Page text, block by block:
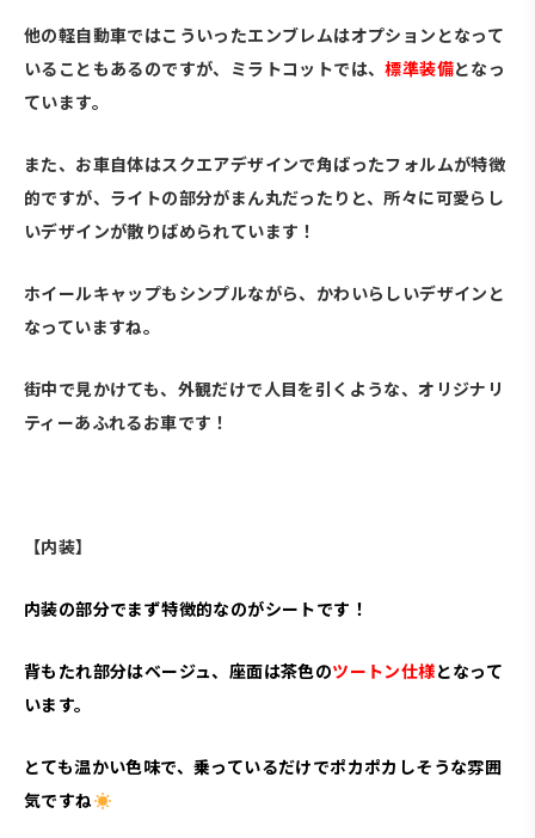
他の軽自動車ではこういったエンブレムはオプションとなって
いることもあるのですが、ミラトコットでは、標準装備となっ
ています。
また、お車自体はスクエアデザインで角ばったフォルムが特徴
的ですが、ライトの部分がまん丸だったりと、所々に可愛らし
いデザインが散りばめられています！
ホイールキャップもシンプルながら、かわいらしいデザインと
なっていますね。
街中で見かけても、外観だけで人目を引くような、オリジナリ
ティーあふれるお車です！
【内装】
内装の部分でまず特徴的なのがシートです！
背もたれ部分はベージュ、座面は茶色のツートン仕様となって
います。
とても温かい色味で、乗っているだけでポカポカしそうな雰囲
気ですね